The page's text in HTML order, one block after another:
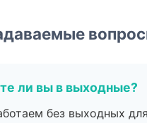
ли вы в выходные?
без выходных для